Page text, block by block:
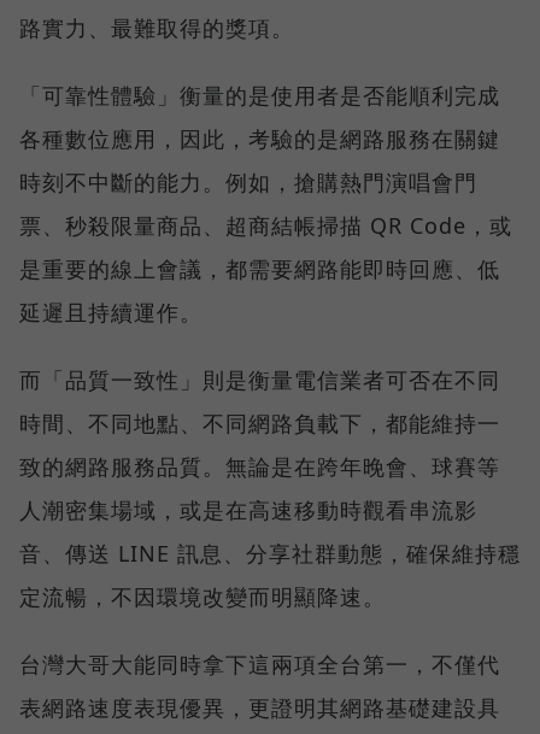
路實力、最難取得的獎項。
「可靠性體驗」衡量的是使用者是否能順利完成
各種數位應用，因此，考驗的是網路服務在關鍵
時刻不中斷的能力。例如，搶購熱門演唱會門
票、秒殺限量商品、超商結帳掃描 QR Code，或
是重要的線上會議，都需要網路能即時回應、低
延遲且持續運作。
而「品質一致性」則是衡量電信業者可否在不同
時間、不同地點、不同網路負載下，都能維持一
致的網路服務品質。無論是在跨年晚會、球賽等
人潮密集場域，或是在高速移動時觀看串流影
音、傳送 LINE 訊息、分享社群動態，確保維持穩
定流暢，不因環境改變而明顯降速。
台灣大哥大能同時拿下這兩項全台第一，不僅代
表網路速度表現優異，更證明其網路基礎建設具